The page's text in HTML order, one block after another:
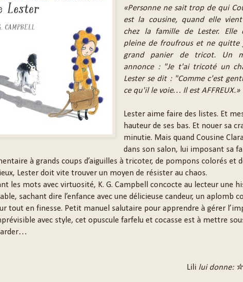
«Personne ne sait trop de qui
est la cousine, quand elle
chez la famille de Lester. Elle
pleine de froufrous et ne quitte
grand panier de tricot. Un
annonce : "Je t'ai tricoté un
Lester se dit : "Comme c'est
ce qu'il le voie… Il est AFFREUX.»
Lester aime faire des listes. Et
hauteur de ses bas. Et nouer sa
minutie. Mais quand Cousine
dans son salon, lui imposant sa
à grands coups d’aiguilles à tricoter, de pompons colorés et
Lester doit vite trouver un moyen de résister au chaos.
les mots avec virtuosité, K. G. Campbell concocte au lecteur une
sachant dire l’enfance avec une délicieuse candeur, un aplomb
tout en finesse. Petit manuel salutaire pour apprendre à gérer
avec style, cet opuscule farfelu et cocasse est à mettre
Lili lui donne: ✮